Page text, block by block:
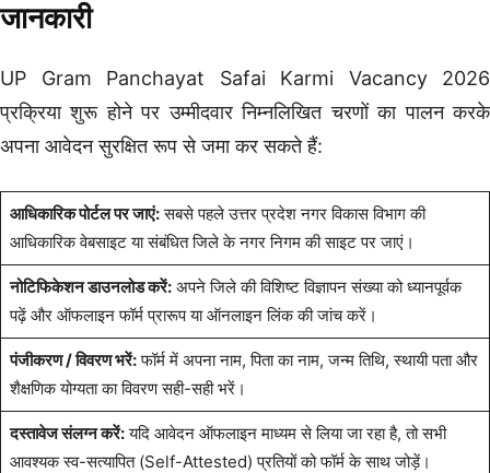
जानकारी
UP Gram Panchayat Safai Karmi Vacancy 2026
प्रक्रिया शुरू होने पर उम्मीदवार निम्नलिखित चरणों का पालन करके
अपना आवेदन सुरक्षित रूप से जमा कर सकते हैं:
आधिकारिक पोर्टल पर जाएं:सबसे पहले उत्तर प्रदेश नगर विकास विभाग की
आधिकारिक वेबसाइट या संबंधित जिले के नगर निगम की साइट पर जाएं।
नोटिफिकेशन डाउनलोड करें:अपने जिले की विशिष्ट विज्ञापन संख्या को ध्यानपूर्वक
पढ़ें और ऑफलाइन फॉर्म प्रारूप या ऑनलाइन लिंक की जांच करें।
पंजीकरण / विवरण भरें:फॉर्म में अपना नाम, पिता का नाम, जन्म तिथि, स्थायी पता और
शैक्षणिक योग्यता का विवरण सही-सही भरें।
दस्तावेज संलग्न करें:यदि आवेदन ऑफलाइन माध्यम से लिया जा रहा है, तो सभी
आवश्यक स्व-सत्यापित (Self-Attested) प्रतियों को फॉर्म के साथ जोड़ें।